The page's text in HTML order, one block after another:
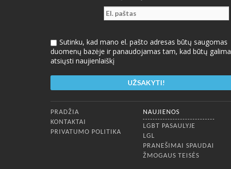
Sutinku, kad mano el. pašto adresas būtų saugomas
duomenų bazėje ir panaudojamas tam, kad būtų galima
atsiųsti naujienlaiškį
Apatinis meniu
PRADŽIA
KONTAKTAI
PRIVATUMO POLITIKA
NAUJIENOS
LGBT PASAULYJE
LGL
PRANEŠIMAI SPAUDAI
ŽMOGAUS TEISĖS